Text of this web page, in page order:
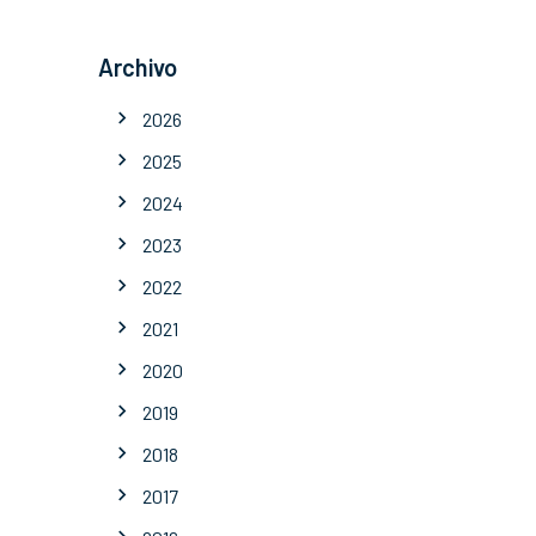
Archivo
2026
2025
2024
2023
2022
2021
2020
2019
2018
2017